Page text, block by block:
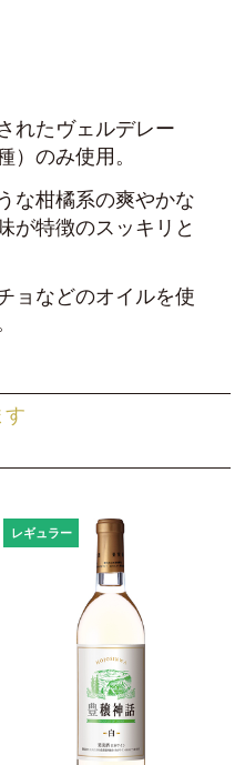
れたヴェルデレー
）のみ使用。
な柑橘系の爽やかな
が特徴のスッキリと
ョなどのオイルを使
す